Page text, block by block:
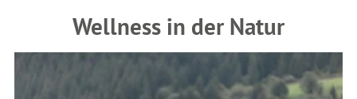
Wellness in der Natur